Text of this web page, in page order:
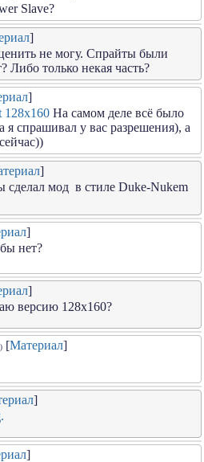
Slave?
]
не могу. Спрайты были
Либо только некая часть?
]
128х160 На самом деле всё было
я спрашивал у вас разрешения), а
]
мод в стиле Duke-Nukem
]
нет?
]
версию 128х160?
[Материал]
]
]